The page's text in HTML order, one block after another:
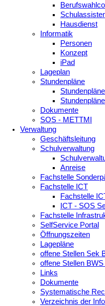
Hausdienst
Informatik
Personen
Konzept
iPad
Lageplan
Stundenpläne
Dokumente
SOS - METTMI
Verwaltung
Geschäftsleitung
Schulverwaltung
Anreise
Fachstelle
Fachstelle ICT
Fachstelle
ICT - SOS
Fachstelle
SelfService Portal
Öffnungszeiten
Lagepläne
offene Stellen Sek
offene Stellen
Links
Dokumente
Systematische
Verzeichnis der